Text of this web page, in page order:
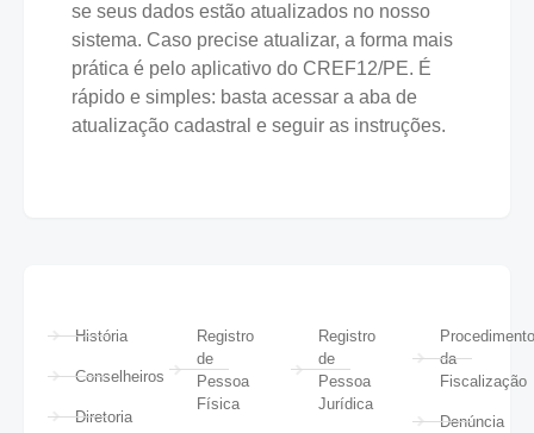
se seus dados estão atualizados no nosso
sistema. Caso precise atualizar, a forma mais
prática é pelo aplicativo do CREF12/PE. É
rápido e simples: basta acessar a aba de
atualização cadastral e seguir as instruções.
História
Conselheiros
Diretoria
Registro
de
Pessoa
Física
Registro
de
Pessoa
Jurídica
da
Fiscalização
Denúncia